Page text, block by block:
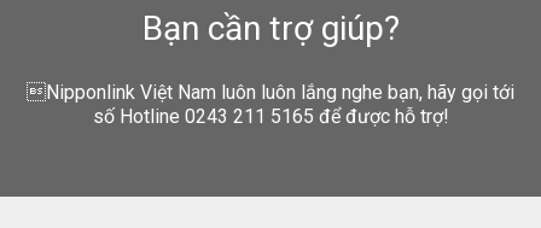
Bạn cần trợ giúp?
Nipponlink Việt Nam luôn luôn lắng nghe bạn, hãy gọi tới
số Hotline 0243 211 5165 để được hỗ trợ!